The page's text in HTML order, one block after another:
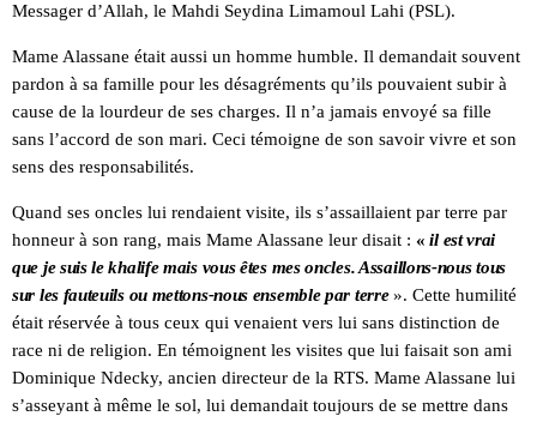
Messager d’Allah, le Mahdi Seydina Limamoul Lahi (PSL).
Mame Alassane était aussi un homme humble. Il demandait souvent
pardon à sa famille pour les désagréments qu’ils pouvaient subir à
cause de la lourdeur de ses charges. Il n’a jamais envoyé sa fille
sans l’accord de son mari. Ceci témoigne de son savoir vivre et son
sens des responsabilités.
Quand ses oncles lui rendaient visite, ils s’assaillaient par terre par
honneur à son rang, mais Mame Alassane leur disait : «il est vrai
que je suis le khalife mais vous êtes mes oncles. Assaillons-nous tous
sur les fauteuils ou mettons-nous ensemble par terre». Cette humilité
était réservée à tous ceux qui venaient vers lui sans distinction de
race ni de religion. En témoignent les visites que lui faisait son ami
Dominique Ndecky, ancien directeur de la RTS. Mame Alassane lui
s’asseyant à même le sol, lui demandait toujours de se mettre dans